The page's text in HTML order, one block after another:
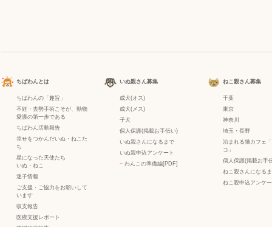
ちばわんとは
ちばわんの「趣旨」
不妊・去勢手術こそが、動物
愛護の第一歩である
ちばわん活動報告
幸せをつかんだいぬ・ねこた
ち
星になった天使たち
いぬ ・ ねこ
迷子情報
ご支援・ご協力をお願いして
います
収支報告
医療支援レポート
いぬ親さん募集
成犬(オス)
成犬(メス)
子犬
個人保護(掲載お手伝い)
いぬ親さんになるまで
いぬ親申込アンケート
− わんこの準備編[PDF]
ねこ親さん募集
千葉
東京
神奈川
埼玉・長野
泊まれる猫カフェ
コ」
個人保護(掲載お手
ねこ親さんになる
ねこ親申込アンケ